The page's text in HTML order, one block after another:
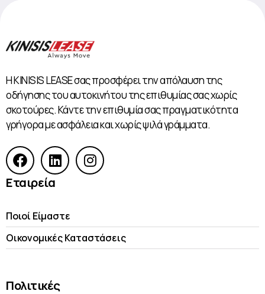
Η KINISIS LEASE σας προσφέρει την απόλαυση της
οδήγησης του αυτοκινήτου της επιθυμίας σας χωρίς
σκοτούρες. Κάντε την επιθυμία σας πραγματικότητα
γρήγορα με ασφάλεια και χωρίς ψιλά γράμματα.
Εταιρεία
Ποιοί Είμαστε
Οικονομικές Kαταστάσεις
Πολιτικές